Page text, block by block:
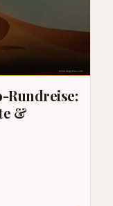
Rundreise:
&